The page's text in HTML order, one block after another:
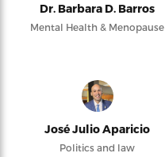
Dr. Barbara D. Barros
Mental Health & Menopause
José Julio Aparicio
Politics and law